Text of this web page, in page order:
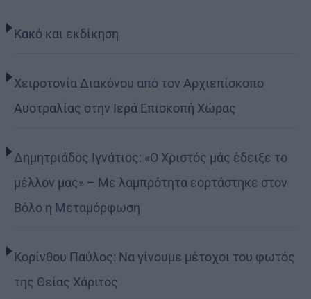
Κακό και εκδίκηση
Χειροτονία Διακόνου από τον Αρχιεπίσκοπο
Αυστραλίας στην Ιερά Επισκοπή Χώρας
Δημητριάδος Ιγνάτιος: «Ο Χριστός μάς έδειξε το
μέλλον μας» – Με λαμπρότητα εορτάστηκε στον
Βόλο η Μεταμόρφωση
Κορίνθου Παύλος: Να γίνουμε μέτοχοι του φωτός
της Θείας Χάριτος